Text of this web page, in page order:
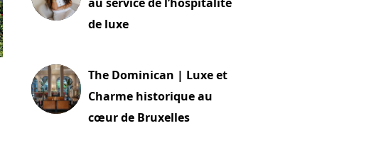
de luxe
The Dominican | Luxe et
Charme historique au
cœur de Bruxelles